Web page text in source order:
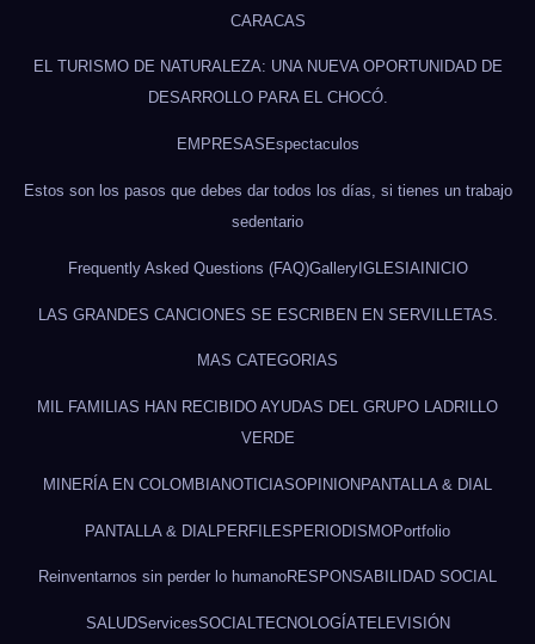
CARACAS
EL TURISMO DE NATURALEZA: UNA NUEVA OPORTUNIDAD DE
DESARROLLO PARA EL CHOCÓ.
EMPRESAS Espectaculos
Estos son los pasos que debes dar todos los días, si tienes un trabajo
sedentario
Frequently Asked Questions (FAQ)GalleryIGLESIA INICIO
LAS GRANDES CANCIONES SE ESCRIBEN EN SERVILLETAS.
MAS CATEGORIAS
MIL FAMILIAS HAN RECIBIDO AYUDAS DEL GRUPO LADRILLO
VERDE
MINERÍA EN COLOMBIA NOTICIASOPINION PANTALLA & DIAL
PANTALLA & DIAL PERFILESPERIODISMOPortfolio
Reinventarnos sin perder lo humanoRESPONSABILIDAD SOCIAL
SALUDServicesSOCIALTECNOLOGÍATELEVISIÓN